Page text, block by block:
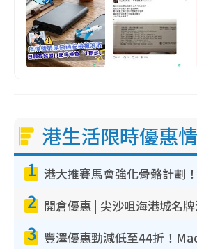
港生活限時優惠
1
2
3